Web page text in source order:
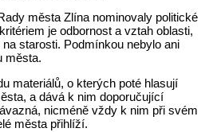
města Zlína nominovaly politické
je odbornost a vztah oblasti,
starosti. Podmínkou nebylo ani
města.
materiálů, o kterých poté hlasují
a dává k nim doporučující
nicméně vždy k nim při svém
města přihlíží.